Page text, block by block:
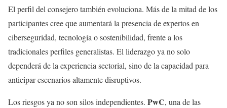
El perfil del consejero también evoluciona. Más de la mitad de los
participantes cree que aumentará la presencia de expertos en
ciberseguridad, tecnología o sostenibilidad, frente a los
tradicionales perfiles generalistas. El liderazgo ya no solo
dependerá de la experiencia sectorial, sino de la capacidad para
anticipar escenarios altamente disruptivos.
Los riesgos ya no son silos independientes. PwC, una de las